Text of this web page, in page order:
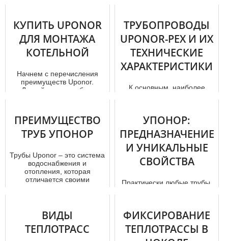
КУПИТЬ UPONOR
ДЛЯ МОНТАЖА
КОТЕЛЬНОЙ
Начнем с перечисления
преимуществ Uponor.
Долгий срок службы -
ТРУБОПРОВОДЫ
UPONOR-PEX И ИХ
ТЕХНИЧЕСКИЕ
ХАРАКТЕРИСТИКИ
К основным, наиболее
температурный диап...
ПРЕИМУЩЕСТВО
ТРУБ УПОНОР
Трубы Uponor – это система
водоснабжения и
отопления, которая
отличается своими
УПОНОР:
ПРЕДНАЗНАЧЕНИЕ
И УНИКАЛЬНЫЕ
СВОЙСТВА
Практически любые трубы,
какая вн...
ВИДЫ
ТЕПЛОТРАСС
ФИКСИРОВАНИЕ
ТЕПЛОТРАССЫ В